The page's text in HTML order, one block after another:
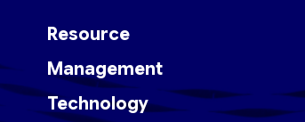
Resource
Management
Technology